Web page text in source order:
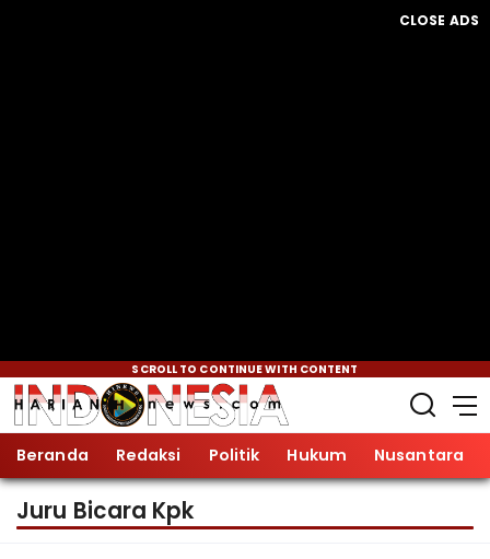
CLOSE ADS
SCROLL TO CONTINUE WITH CONTENT
Beranda Redaksi Politik Hukum Nusantara
Juru Bicara Kpk